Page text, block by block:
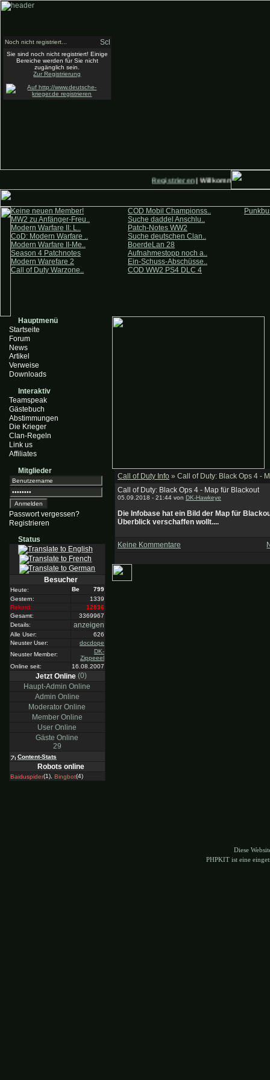
Registrieren| Willkommen auf
Keine neuen Member!
MW2 zu Anfänger-Freu..
Modern Warfare II: L..
CoD: Modern Warfare ..
Modern Warfare II-Me..
Season 4 Patchnotes
Modern Warefare 2
Call of Duty Warzone..
COD Mobil Championss..
Suche daddel Anschlu..
Patch-Notes WW2
Suche deutschen Clan..
BoerdeLan 28
Aufnahmestopp noch a..
Ein-Schuss-Abschüsse..
COD WW2 PS4 DLC 4
Hauptmenü
Startseite
Forum
News
Artikel
Verweise
Downloads
Interaktiv
Teamspeak
Gästebuch
Abstimmungen
Die Krieger
Clan-Regeln
Link us
Affiliates
Mitglieder
Passwort vergessen?
Registrieren
Status
Besucher
Heute:
799
Gestern:
1339
Rekord:
12836
Gesamt:
3369967
Details:
anzeigen
Alle User:
626
Neuster User:
docdope
Neuster Member:
DK-
Zippeeel
Online seit:
16.08.2007
Jetzt Online (0)
Haupt-Admin Online
Admin Online
Moderator Online
Member Online
User Online
Gäste Online
29
Content-Stats
Robots online
Baiduspider(1), Bingbot(4)
Call of Duty Info » Call of Duty: Black Ops 4 -
Call of Duty: Black Ops 4 - Map für Blackout
05.09.2018 - 21:44 von DK-Hawkeye
Die Infobase hat ein Bild der Map für
Überblick verschaffen wollt....
Keine Kommentare
Noch nicht registriert...
Sie sind noch nicht registriert! Einige
Bereiche werden für Sie nicht
zugänglich sein.
Zur Registrierung
Diese
PHPKIT ist eine